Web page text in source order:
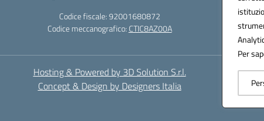
Per
Codice fiscale: 92001680872
Codice meccanografico: CTIC8AZ00A
Hosting & Powered by 3D Solution S.r.l.
Concept & Design by Designers Italia